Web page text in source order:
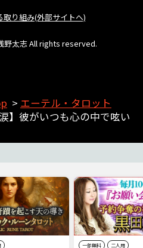
取り組み(外部サイトへ)
野太志 All rights reserved.
> エーテル・タロット
】彼がいつも心の中で呟い
一部無料 二人用